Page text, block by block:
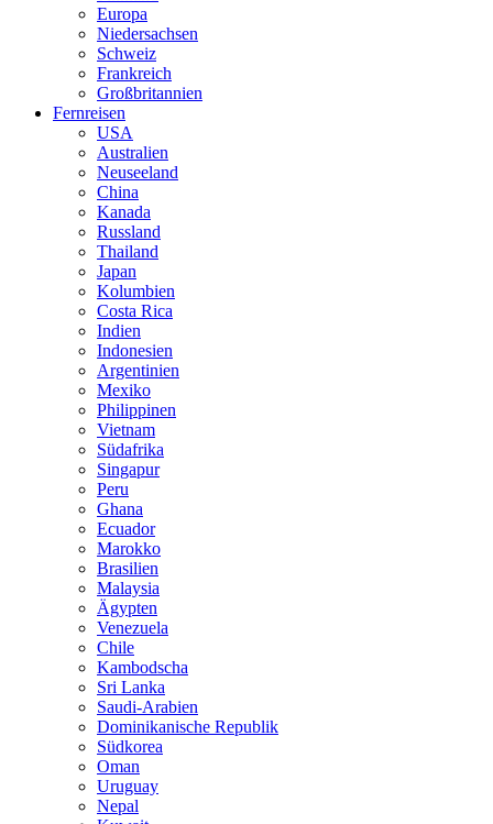
Europa
Niedersachsen
Schweiz
Frankreich
Großbritannien
Fernreisen
USA
Australien
Neuseeland
China
Kanada
Russland
Thailand
Japan
Kolumbien
Costa Rica
Indien
Indonesien
Argentinien
Mexiko
Philippinen
Vietnam
Südafrika
Singapur
Peru
Ghana
Ecuador
Marokko
Brasilien
Malaysia
Ägypten
Venezuela
Chile
Kambodscha
Sri Lanka
Saudi-Arabien
Dominikanische Republik
Südkorea
Oman
Uruguay
Nepal